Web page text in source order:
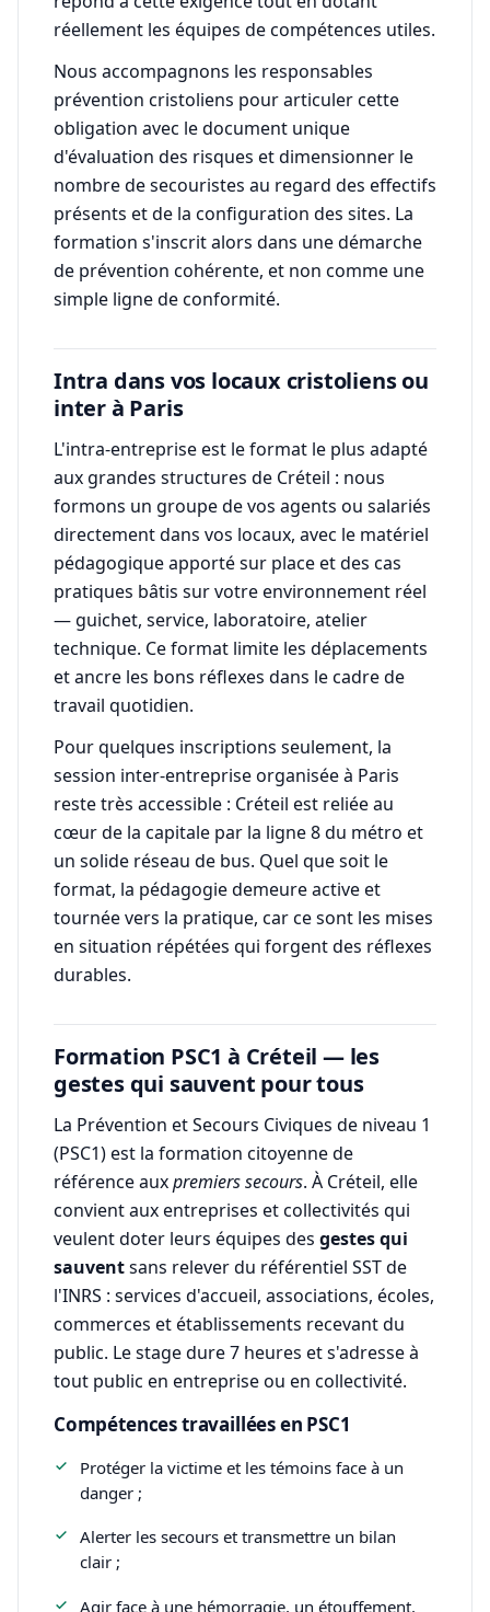
réellement les équipes de compétences utiles.
Nous accompagnons les responsables
prévention cristoliens pour articuler cette
obligation avec le document unique
d'évaluation des risques et dimensionner le
nombre de secouristes au regard des effectifs
présents et de la configuration des sites. La
formation s'inscrit alors dans une démarche
de prévention cohérente, et non comme une
simple ligne de conformité.
Intra dans vos locaux cristoliens ou
inter à Paris
L'intra-entreprise est le format le plus adapté
aux grandes structures de Créteil : nous
formons un groupe de vos agents ou salariés
directement dans vos locaux, avec le matériel
pédagogique apporté sur place et des cas
pratiques bâtis sur votre environnement réel
— guichet, service, laboratoire, atelier
technique. Ce format limite les déplacements
et ancre les bons réflexes dans le cadre de
travail quotidien.
Pour quelques inscriptions seulement, la
session inter-entreprise organisée à Paris
reste très accessible : Créteil est reliée au
cœur de la capitale par la ligne 8 du métro et
un solide réseau de bus. Quel que soit le
format, la pédagogie demeure active et
tournée vers la pratique, car ce sont les mises
en situation répétées qui forgent des réflexes
durables.
Formation PSC1 à Créteil — les
gestes qui sauvent pour tous
La Prévention et Secours Civiques de niveau 1
(PSC1) est la formation citoyenne de
référence auxpremiers secours. À Créteil, elle
convient aux entreprises et collectivités qui
veulent doter leurs équipes des gestes qui
sauventsans relever du référentiel SST de
l'INRS : services d'accueil, associations, écoles,
commerces et établissements recevant du
public. Le stage dure 7 heures et s'adresse à
tout public en entreprise ou en collectivité.
Compétences travaillées en PSC1
Protéger la victime et les témoins face à un
danger ;
Alerter les secours et transmettre un bilan
clair ;
Agir face à une hémorragie, un étouffement,